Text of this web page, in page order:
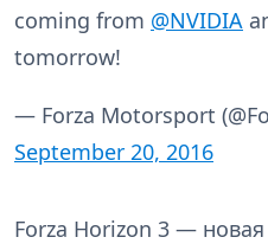
coming from @NVIDIA
tomorrow!
— Forza Motorsport
September 20, 2016
Forza Horizon 3 —